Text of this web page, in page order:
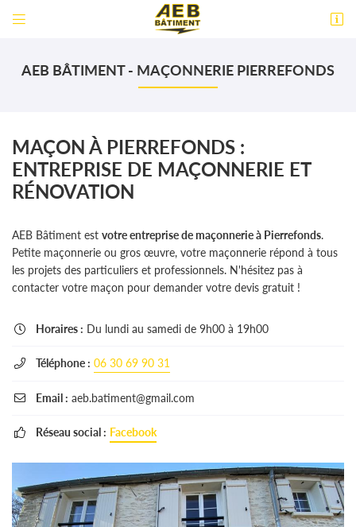
 
06 30 69 90 31
AEB BÂTIMENT - MAÇONNERIE PIERREFONDS
MAÇON À PIERREFONDS :
ENTREPRISE DE MAÇONNERIE ET
RÉNOVATION
AEB Bâtiment est votre entreprise de maçonnerie à Pierrefonds.
Petite maçonnerie ou gros œuvre, votre maçonnerie répond à tous
les projets des particuliers et professionnels. N'hésitez pas à
contacter votre maçon pour demander votre devis gratuit !
 Horaires : Du lundi au samedi de 9h00 à 19h00
 Téléphone : 06 30 69 90 31
 Email : aeb.batiment@gmail.com
 Réseau social : Facebook